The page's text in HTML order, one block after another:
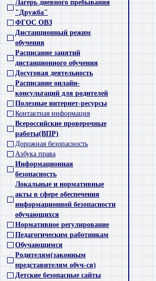
Лагерь дневного пребывания
"Дружба"
ФГОС ОВЗ
Дистанционный режим
обучения
Расписание занятий
дистанционного обучения
Досуговая деятельность
Расписание онлайн-
консультаций для родителей
Полезные интернет-ресурсы
Контактная информация
Всероссийские проверочные
работы(ВПР)
Дорожная безопасность
Азбука права
Информационная
безопасность
Локальные и нормативные
акты в сфере обеспечения
информационной безопасности
обучающихся
Нормативное регулирование
Педагогическим работникам
Обучающимся
Родителям(законным
представителям обуч-ся)
Детские безопасные сайты